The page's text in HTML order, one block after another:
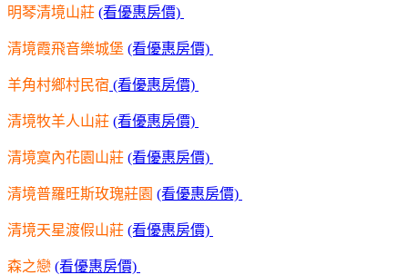
明琴清境山莊 (看優惠房價)
清境霞飛音樂城堡 (看優惠房價)
羊角村鄉村民宿 (看優惠房價)
清境牧羊人山莊 (看優惠房價)
清境寞內花園山莊 (看優惠房價)
清境普羅旺斯玫瑰莊園 (看優惠房價)
清境天星渡假山莊 (看優惠房價)
森之戀 (看優惠房價)